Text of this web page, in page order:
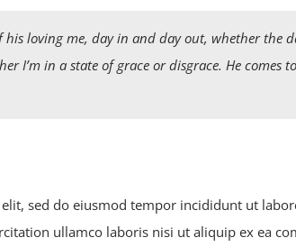
loving me, day in and day out, whether the
I’m in a state of grace or disgrace. He comes
sed do eiusmod tempor incididunt ut
ullamco laboris nisi ut aliquip ex ea